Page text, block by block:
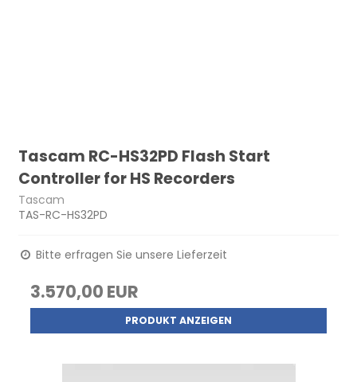
Tascam RC-HS32PD Flash Start
Controller for HS Recorders
Tascam
TAS-RC-HS32PD
Bitte erfragen Sie unsere Lieferzeit
3.570,00 EUR
PRODUKT ANZEIGEN